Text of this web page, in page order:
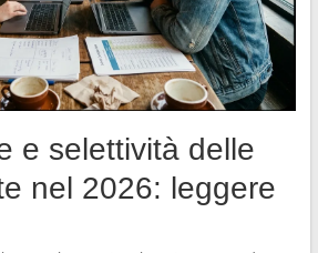
e selettività delle
nel 2026: leggere